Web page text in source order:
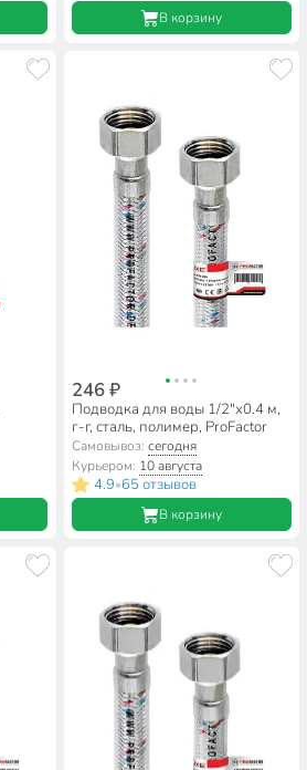
В корзину
246 ₽
Подводка для воды 1/2"х0.4 м,
г-г, сталь, полимер, ProFactor
Самовывоз: сегодня
Курьером: 10 августа
4.9•65 отзывов
В корзину